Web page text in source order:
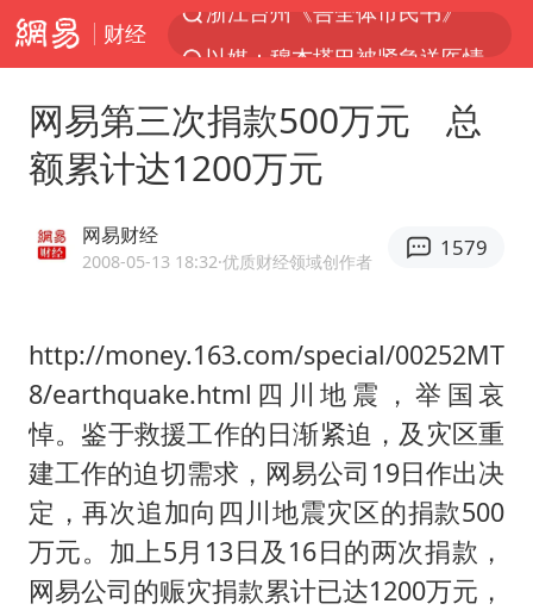
财经
名记：凯文·乐福有意加盟76人
22岁女生独闯南太行失联12天
今年第二强台风将带来多大影响
张本智和：零封向鹏不意外
上半年国内居民出游人次34.63亿
浙江最强风雨时段已锁定
万岁山接盘烂尾恒大文旅城
多所幼师院校开设养老专业
网易第三次捐款500万元 总
额累计达1200万元
网易财经
2008-05-13 18:32·优质财经领域创作者
1579
http://money.163.com/special/00252MT
8/earthquake.html四川地震，举国哀
悼。鉴于救援工作的日渐紧迫，及灾区重
建工作的迫切需求，网易公司19日作出决
定，再次追加向四川地震灾区的捐款500
万元。加上5月13日及16日的两次捐款，
网易公司的赈灾捐款累计已达1200万元，